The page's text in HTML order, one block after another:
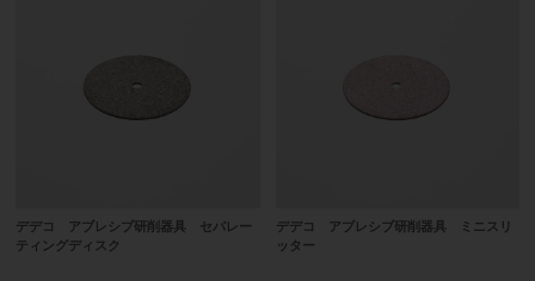
デデコ アブレシブ研削器具 セパレー
ティングディスク
デデコ アブレシブ研削器具 ミニスリ
ッター